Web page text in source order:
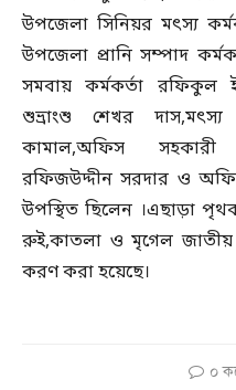
উপজেলা সিনিয়র মৎস্য
উপজেলা প্রানি সম্পাদ
সমবায় কর্মকর্তা রফিকুল
শুভ্রাংশু শেখর দাস,মৎস্য
কামাল,অফিস সহকারী
রফিজউদ্দীন সরদার ও
উপস্থিত ছিলেন ।এছাড়া
রুই,কাতলা ও মৃগেল
করণ করা হয়েছে।
০